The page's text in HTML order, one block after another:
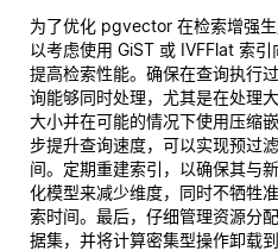
为了优化 pgvector 在检索增强
以考虑使用 GiST 或 IVFFlat 索
提高检索性能。确保在查询执行
询能够同时处理，尤其是在处理
大小并在可能的情况下使用压缩
步提升查询速度，可以实现预过
间。定期重建索引，以确保其与
化模型来减少维度，同时不牺牲
索时间。最后，仔细管理资源分
据集，并将计算密集型操作卸载